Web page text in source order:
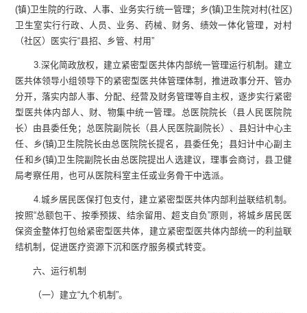
(镇)卫生院的行政、人事、业务实行统一管理 ； 乡(镇)卫生院对村(社区)
卫生室实行行政、人员、业务、药械、财务、绩效一体化管理，对村
（社区）
医实行“县招、乡管、村用”
3.深化简政放权，建立紧密型医共体内部统一管理运行机制。建立
医共体领导小组领导下的紧密型医共体管理体制，推进政事分开、管办
分开，落实内部人事、分配、经营及财务管理等自主权，逐步实行紧密
型医共体内部人、财、物集中统一管理。 总医院院长（县人民医院院
长） 由县委任免； 总医院副院长（县人民医院副院长） 、 县妇计中心主
任、 乡(镇)卫生院院长由总 医院院长提名，县委任免；县妇计中心副主
任和 乡(镇)卫生院副院长由 总 医院提出人选建议，理事会商讨，县 卫健
局考察任用，也可从医院科室主任或业务骨干中选派。
4.城乡居民医保打包支付，建立紧密型医共体内部利益联结机制。
按照“总额包干、按季预拨、结余留用、超支自负”原则，将城乡居民医
保资金整体打包给紧密型医共体，建立紧密型医共体内部统一的利益联
结机制，促进医疗资源下沉和医疗服务模式转变。
六、运行机制
（一）建立“九个机制”。